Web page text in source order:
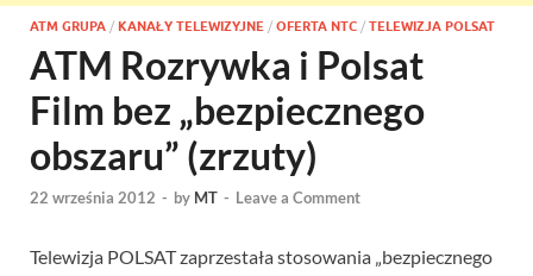
ATM GRUPA / KANAŁY TELEWIZYJNE / OFERTA NTC / TELEWIZJA POLSAT
ATM Rozrywka i Polsat
Film bez „bezpiecznego
obszaru” (zrzuty)
22 września 2012 - by MT - Leave a Comment
Telewizja POLSAT zaprzestała stosowania „bezpiecznego